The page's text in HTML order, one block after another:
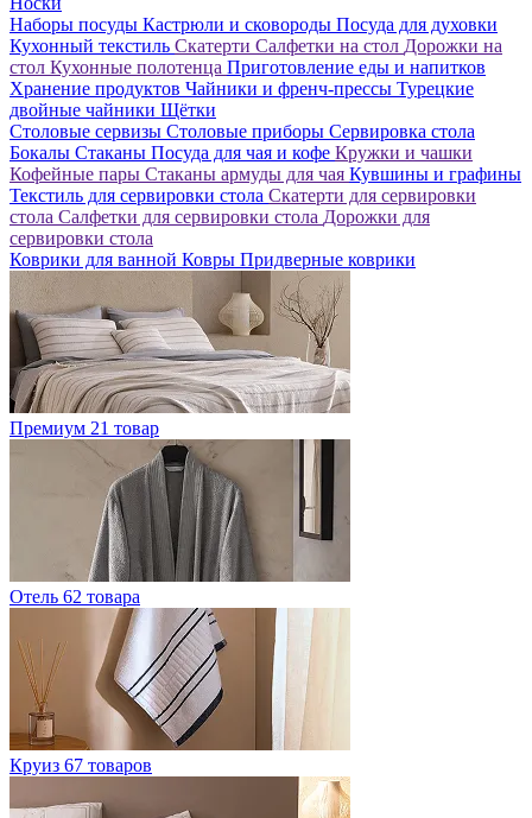
Наборы посуды Кастрюли и сковороды Посуда для духовки
Кухонный текстиль Скатерти Салфетки на стол Дорожки на
стол Кухонные полотенца Приготовление еды и напитков
Хранение продуктов Чайники и френч-прессы Турецкие
двойные чайники Щётки
Столовые сервизы Столовые приборы Сервировка стола
Бокалы Стаканы Посуда для чая и кофе Кружки и чашки
Кофейные пары Стаканы армуды для чая Кувшины и графины
Текстиль для сервировки стола Скатерти для сервировки
стола Салфетки для сервировки стола Дорожки для
сервировки стола
Коврики для ванной Ковры Придверные коврики
Премиум 21 товар
Отель 62 товара
Круиз 67 товаров